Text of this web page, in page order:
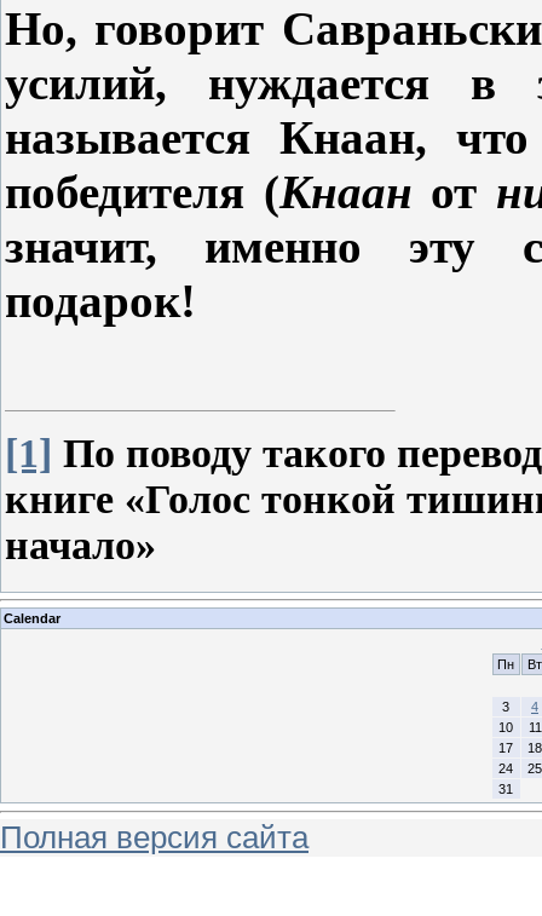
Но, говорит
усилий, нуждается в
называется Кнаан,
победителя (Кнаан от
значит, именно эту
подарок!
[1] По поводу такого
книге «Голос тонкой
начало»
Calendar
Пн
Вт
3
4
10
11
17
18
24
25
31
Полная версия сайта